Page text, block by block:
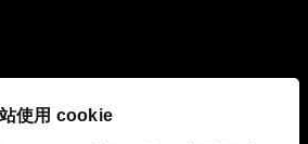
使用 cookie